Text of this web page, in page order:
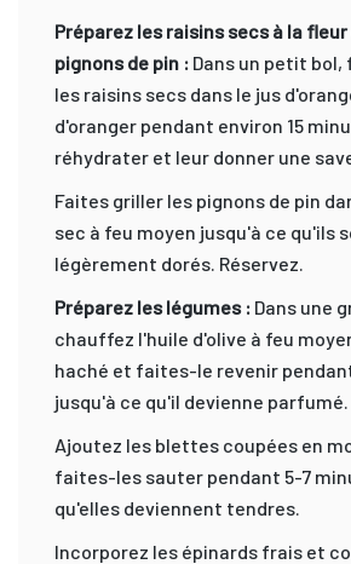
Préparez les raisins secs à la
pignons de pin : Dans un petit
les raisins secs dans le jus
d'oranger pendant environ 15
réhydrater et leur donner une
Faites griller les pignons de pin
sec à feu moyen jusqu'à ce qu'ils
légèrement dorés. Réservez.
Préparez les légumes : Dans une
chauffez l'huile d'olive à feu
haché et faites-le revenir
jusqu'à ce qu'il devienne parfumé.
Ajoutez les blettes coupées en
faites-les sauter pendant 5-7
qu'elles deviennent tendres.
Incorporez les épinards frais et